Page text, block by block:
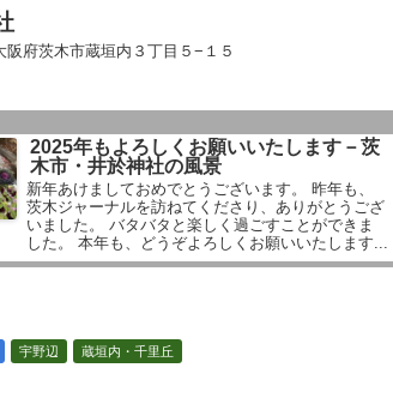
阪府茨木市蔵垣内３丁目５−１５
2025年もよろしくお願いいたします－茨
木市・井於神社の風景
新年あけましておめでとうございます。 昨年も、
茨木ジャーナルを訪ねてくださり、ありがとうござ
いました。 バタバタと楽しく過ごすことができま
した。 本年も、どうぞよろしくお願いいたします...
宇野辺 蔵垣内・千里丘